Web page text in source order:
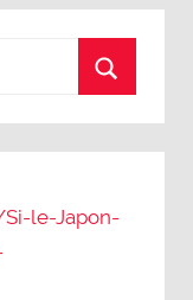
le-Japon-